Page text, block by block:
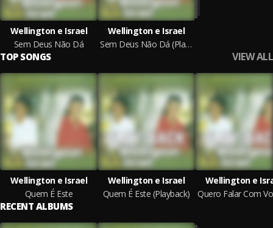
Wellington e Israel
Sem Deus Não Dá
Wellington e Israel
Sem Deus Não Dá (Playback)
TOP SONGS VIEW ALL
Wellington e Israel
Quem É Este
Wellington e Israel
Quem É Este (Playback)
Wellington e
RECENT ALBUMS